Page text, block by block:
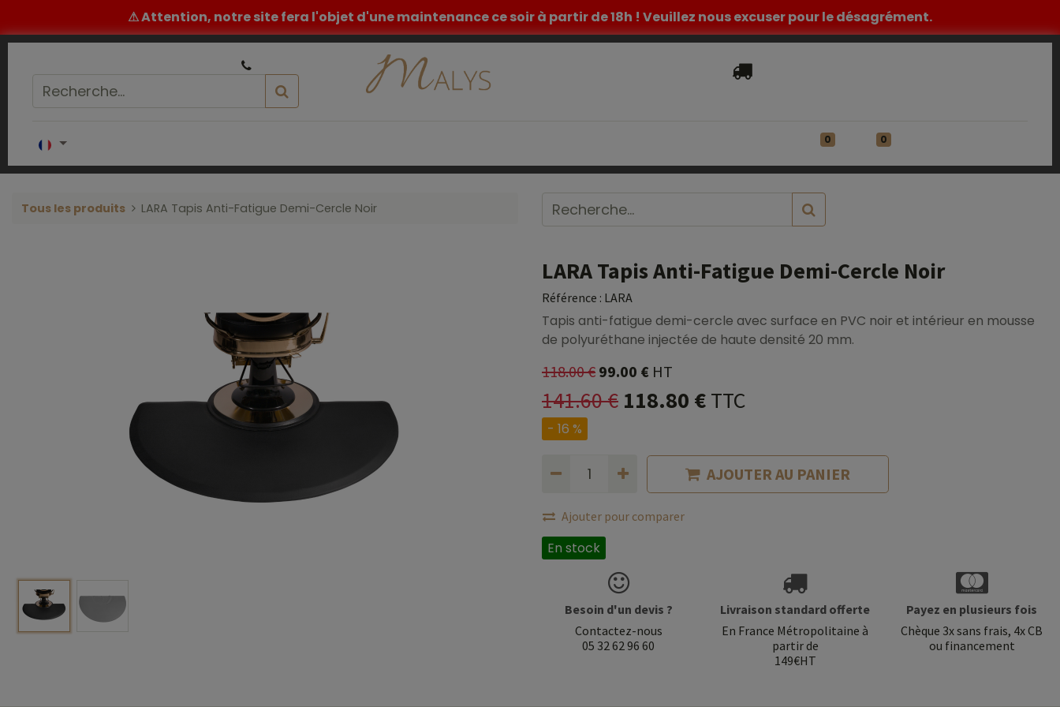
⚠ Attention, notre site fera l'objet d'une maintenance ce soir à partir de 18h ! Veuillez nous excuser pour le désagrément.
Un conseil ou un devis ? ​
0 0
Tous les produits LARA Tapis Anti-Fatigue Demi-Cercle Noir
LARA Tapis Anti-Fatigue Demi-Cercle Noir
Référence : LARA
Tapis anti-fatigue demi-cercle avec surface en PVC noir et intérieur en mousse
de polyuréthane injectée de haute densité 20 mm.
118.00€ 99.00 € HT
141.60€ 118.80 €TTC
- 16 %
AJOUTER AU PANIER
Ajouter pour comparer
En stock
Besoin d'un devis ?
Contactez-nous
05 32 62 96 60
Livraison standard offerte
En France Métropolitaine à
partir de
149€HT
Payez en plusieurs fois
Chèque 3x sans frais, 4x CB
ou financement